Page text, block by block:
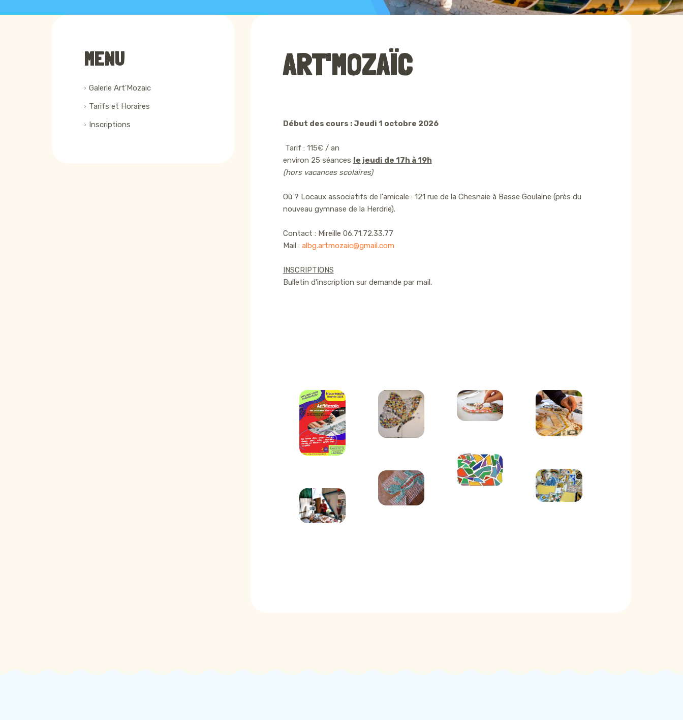
ART'MOZAÏC
Début des cours : Jeudi 1 octobre 2026
Tarif : 115€ / an
environ 25 séances le jeudi de 17h à 19h
(hors vacances scolaires)
Où ? Locaux associatifs de l'amicale : 121 rue de la Chesnaie à Basse Goulaine (près du
nouveau gymnase de la Herdrie).
Contact : Mireille 06.71.72.33.77
Mail : albg.artmozaic@gmail.com
INSCRIPTIONS
Bulletin d'inscription sur demande par mail.
MENU
Galerie Art'Mozaic
Tarifs et Horaires
Inscriptions